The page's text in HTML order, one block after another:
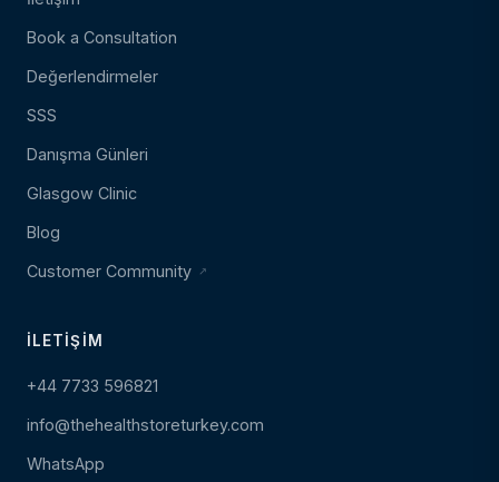
Book a Consultation
Değerlendirmeler
SSS
Danışma Günleri
Glasgow Clinic
Blog
Customer Community
İLETIŞIM
+44 7733 596821
info@thehealthstoreturkey.com
WhatsApp